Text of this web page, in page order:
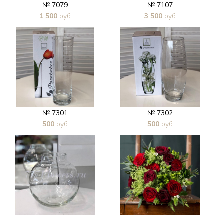
№ 7079
1 500 руб
В 1 клик
№ 7107
3 500 руб
В 1 клик
№ 7301
500 руб
В 1 клик
№ 7302
500 руб
В 1 клик